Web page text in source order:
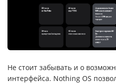
Не стоит забывать и о
интерфейса. Nothing OS